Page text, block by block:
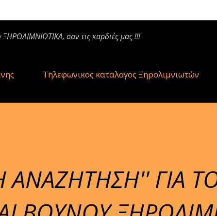
σαν τις καρδιές μας !!!
Τηλεφωνικος καταλογος Ξηρολιμνιωτών
ΑΝΑΖΗΤΗΣΗ'' ΓΙΑ